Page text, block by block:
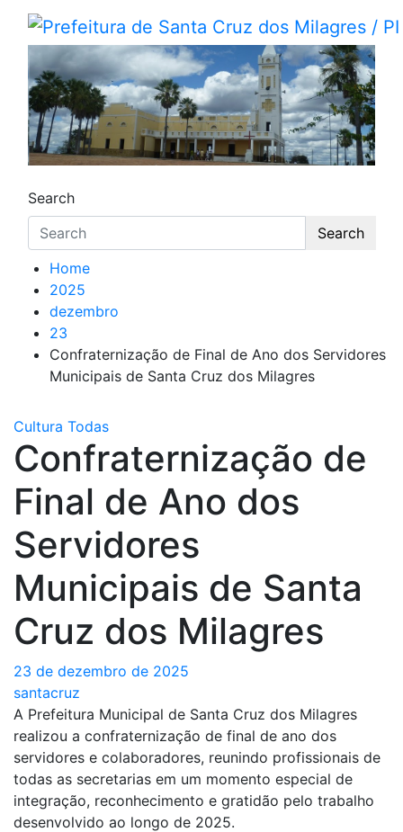
Skip
contentPrefeitura de Santa Cruz
Portal Institucional da Prefeitura de Santa
Search
Search
Home
2025
dezembro
23
Confraternização de Final de Ano dos Servidores
Municipais de Santa Cruz dos Milagres
Cultura Todas
Confraternização de
Final de Ano dos
Servidores
Municipais de Santa
Cruz dos Milagres
23 de dezembro de 2025
santacruz
A Prefeitura Municipal de Santa Cruz dos Milagres
realizou a confraternização de final de ano dos
servidores e colaboradores, reunindo profissionais de
todas as secretarias em um momento especial de
integração, reconhecimento e gratidão pelo trabalho
desenvolvido ao longo de 2025.